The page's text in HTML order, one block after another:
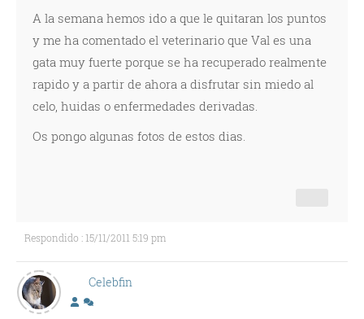
A la semana hemos ido a que le quitaran los puntos
y me ha comentado el veterinario que Val es una
gata muy fuerte porque se ha recuperado realmente
rapido y a partir de ahora a disfrutar sin miedo al
celo, huidas o enfermedades derivadas.
Os pongo algunas fotos de estos dias.
Respondido : 15/11/2011 5:19 pm
Celebfin